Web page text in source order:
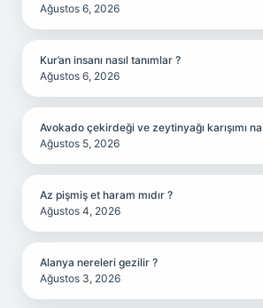
Ağustos 6, 2026
Kur’an insanı nasıl tanımlar ?
Ağustos 6, 2026
Avokado çekirdeği ve zeytinyağı karışımı
Ağustos 5, 2026
Az pişmiş et haram mıdır ?
Ağustos 4, 2026
Alanya nereleri gezilir ?
Ağustos 3, 2026